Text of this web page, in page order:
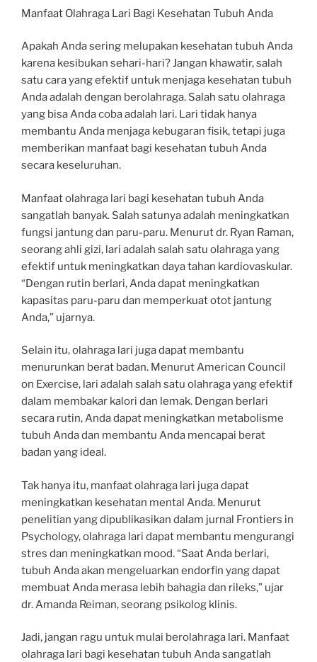
Manfaat Olahraga Lari Bagi Kesehatan Tubuh Anda
Apakah Anda sering melupakan kesehatan tubuh Anda
karena kesibukan sehari-hari? Jangan khawatir, salah
satu cara yang efektif untuk menjaga kesehatan tubuh
Anda adalah dengan berolahraga. Salah satu olahraga
yang bisa Anda coba adalah lari. Lari tidak hanya
membantu Anda menjaga kebugaran fisik, tetapi juga
memberikan manfaat bagi kesehatan tubuh Anda
secara keseluruhan.
Manfaat olahraga lari bagi kesehatan tubuh Anda
sangatlah banyak. Salah satunya adalah meningkatkan
fungsi jantung dan paru-paru. Menurut dr. Ryan Raman,
seorang ahli gizi, lari adalah salah satu olahraga yang
efektif untuk meningkatkan daya tahan kardiovaskular.
“Dengan rutin berlari, Anda dapat meningkatkan
kapasitas paru-paru dan memperkuat otot jantung
Anda,” ujarnya.
Selain itu, olahraga lari juga dapat membantu
menurunkan berat badan. Menurut American Council
on Exercise, lari adalah salah satu olahraga yang efektif
dalam membakar kalori dan lemak. Dengan berlari
secara rutin, Anda dapat meningkatkan metabolisme
tubuh Anda dan membantu Anda mencapai berat
badan yang ideal.
Tak hanya itu, manfaat olahraga lari juga dapat
meningkatkan kesehatan mental Anda. Menurut
penelitian yang dipublikasikan dalam jurnal Frontiers in
Psychology, olahraga lari dapat membantu mengurangi
stres dan meningkatkan mood. “Saat Anda berlari,
tubuh Anda akan mengeluarkan endorfin yang dapat
membuat Anda merasa lebih bahagia dan rileks,” ujar
dr. Amanda Reiman, seorang psikolog klinis.
Jadi, jangan ragu untuk mulai berolahraga lari. Manfaat
olahraga lari bagi kesehatan tubuh Anda sangatlah